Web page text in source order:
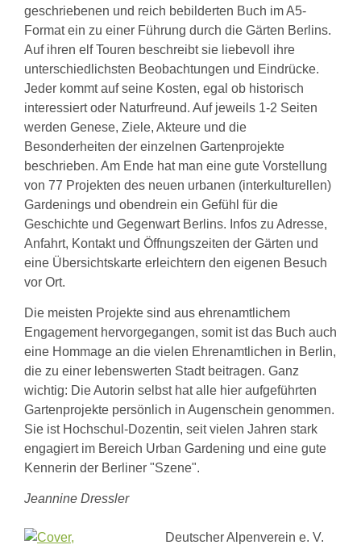
geschriebenen und reich bebilderten Buch im A5-
Format ein zu einer Führung durch die Gärten Berlins.
Auf ihren elf Touren beschreibt sie liebevoll ihre
unterschiedlichsten Beobachtungen und Eindrücke.
Jeder kommt auf seine Kosten, egal ob historisch
interessiert oder Naturfreund. Auf jeweils 1-2 Seiten
werden Genese, Ziele, Akteure und die
Besonderheiten der einzelnen Gartenprojekte
beschrieben. Am Ende hat man eine gute Vorstellung
von 77 Projekten des neuen urbanen (interkulturellen)
Gardenings und obendrein ein Gefühl für die
Geschichte und Gegenwart Berlins. Infos zu Adresse,
Anfahrt, Kontakt und Öffnungszeiten der Gärten und
eine Übersichtskarte erleichtern den eigenen Besuch
vor Ort.
Die meisten Projekte sind aus ehrenamtlichem
Engagement hervorgegangen, somit ist das Buch auch
eine Hommage an die vielen Ehrenamtlichen in Berlin,
die zu einer lebenswerten Stadt beitragen. Ganz
wichtig: Die Autorin selbst hat alle hier aufgeführten
Gartenprojekte persönlich in Augenschein genommen.
Sie ist Hochschul-Dozentin, seit vielen Jahren stark
engagiert im Bereich Urban Gardening und eine gute
Kennerin der Berliner "Szene".
Jeannine Dressler
Deutscher Alpenverein e. V.